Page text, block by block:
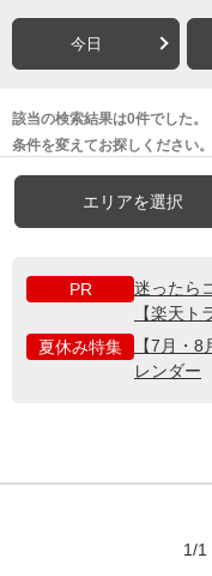
今日
該当の検索結果は0件でした。
条件を変えてお探しください。
エリアを選択
PR
迷ったら
【楽天ト
夏休み特集
【7月・
レンダー
1/1